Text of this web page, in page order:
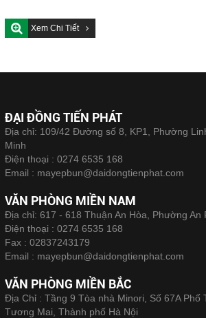
Xem Chi Tiết
ĐẠI ĐỒNG TIẾN PHÁT
Địa chỉ: 109/42 Đường số 8, KP1, Phường
Minh
Điện thoại : 0274 6535 168
Email : mayepbun@daidongtienphat.com
VĂN PHÒNG MIỀN NAM
Địa chỉ: 617 - 618 Thuận An Hòa, Phường An
Điện thoại : 0274 6535 168
Fax : 02837243179
Email : mayepbun@daidongtienphat.com
VĂN PHÒNG MIỀN BẮC
Địa Chỉ : Tầng 9 Tòa nhà Minori, Số 67A
Tương Mai, Thành phố Hà Nội